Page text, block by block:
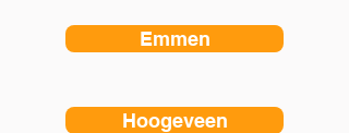
Emmen
Hoogeveen